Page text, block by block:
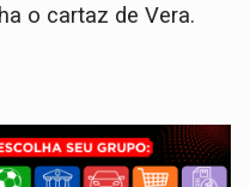
o cartaz de Vera.